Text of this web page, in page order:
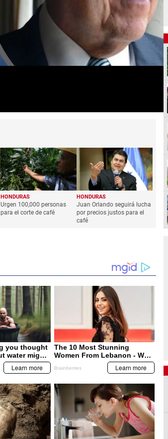
HONDURAS
Urgen 100,000 personas
para el corte de café
HONDURAS
Juan Orlando seguirá lucha
por precios justos para el
café